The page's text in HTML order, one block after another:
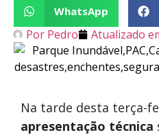
WhatsApp
Por Pedro Atualizado
Na tarde desta terça-
apresentação técnica